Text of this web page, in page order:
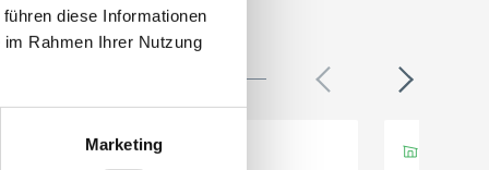
diese Informationen
Rahmen Ihrer Nutzung
Marketing